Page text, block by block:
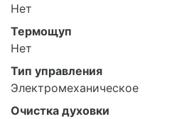
Нет
Термощуп
Нет
Тип управления
Электромеханическое
Очистка духовки